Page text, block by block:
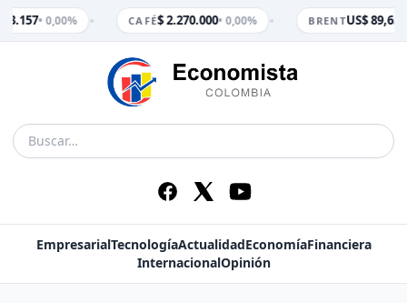
3.157• 0,00% CAFÉ$ 2.270.000• 0,00% BRENTUS$ 89,65•
EmpresarialTecnologíaActualidadEconomíaFinanciera
InternacionalOpinión